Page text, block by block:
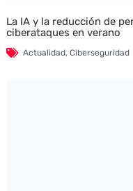
La IA y la reducción de
ciberataques en verano
Actualidad, Ciberseguridad